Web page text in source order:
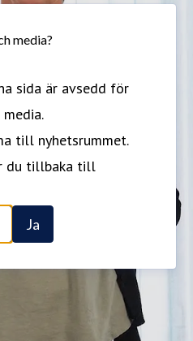
media?
sida är avsedd för
till nyhetsrummet.
du tillbaka till
Ja